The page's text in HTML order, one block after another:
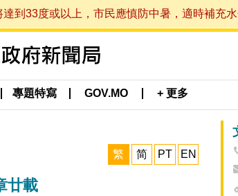
到33度或以上，市民應慎防中暑，適時補充
專題特寫 GOV.MO + 更多
繁 简 PT EN
廿載